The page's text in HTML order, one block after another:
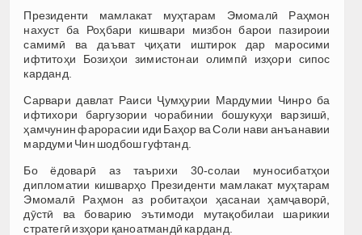
Президенти мамлакат муҳтарам Эмомалӣ Раҳмон
нахуст ба Роҳбари кишвари мизбон барои пазироии
самимӣ ва даъват ҷиҳати иштирок дар маросими
ифтитоҳи Бозиҳои зимистонаи олимпӣ изҳори сипос
карданд.
Сарвари давлат Раиси Ҷумҳурии Мардумии Чинро ба
ифтихори баргузории чорабинии бошукуҳи варзишӣ,
ҳамчунин фарорасии иди Баҳор ва Соли нави анъанавии
мардуми Чин шодбош гуфтанд.
Бо ёдоварӣ аз таърихи 30-солаи муносибатҳои
дипломатии кишварҳо Президенти мамлакат муҳтарам
Эмомалӣ Раҳмон аз робитаҳои ҳасанаи ҳамҷаворӣ,
дӯстӣ ва боварию эътимоди мутақобилаи шарикии
стратегӣ изҳори қаноатмандӣ карданд.